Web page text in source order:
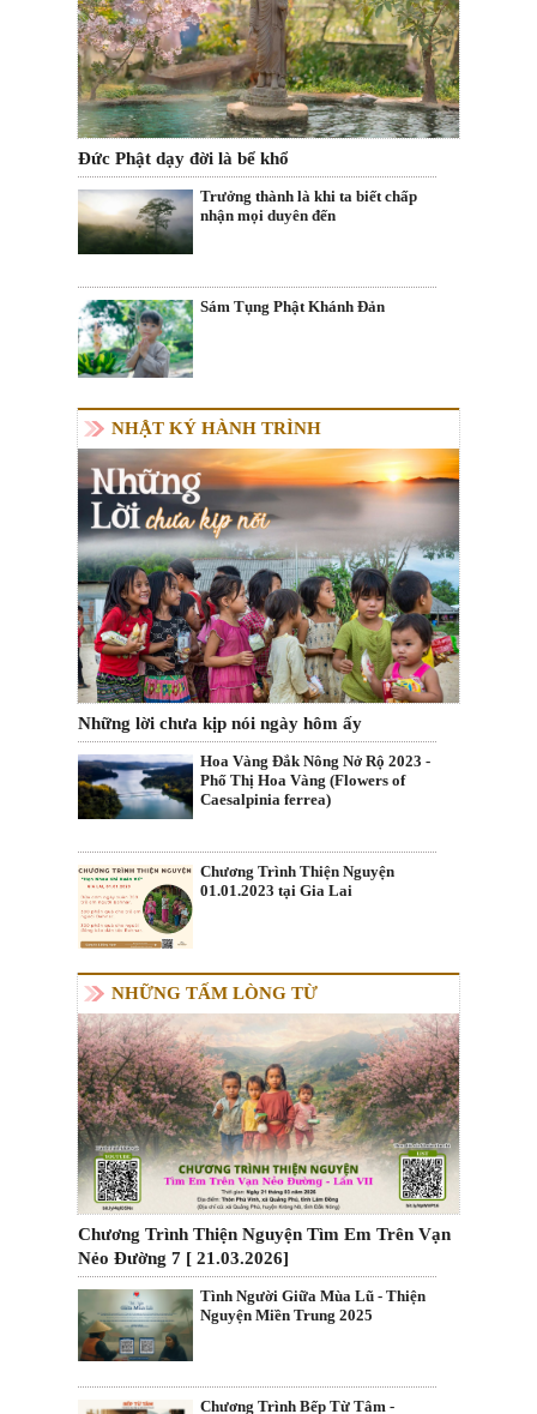
Đức Phật dạy đời là bể khổ
Trưởng thành là khi ta biết chấp
nhận mọi duyên đến
Sám Tụng Phật Khánh Đản
NHẬT KÝ HÀNH TRÌNH
Những lời chưa kịp nói ngày hôm ấy
Hoa Vàng Đắk Nông Nở Rộ 2023 -
Phố Thị Hoa Vàng (Flowers of
Caesalpinia ferrea)
Chương Trình Thiện Nguyện
01.01.2023 tại Gia Lai
NHỮNG TẤM LÒNG TỪ
Chương Trình Thiện Nguyện Tìm Em Trên Vạn
Nẻo Đường 7 [ 21.03.2026]
Tình Người Giữa Mùa Lũ - Thiện
Nguyện Miền Trung 2025
Chương Trình Bếp Từ Tâm -